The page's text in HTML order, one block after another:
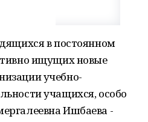
в постоянном
ищущих новые
учебно-
учащихся, особо
Ишбаева -